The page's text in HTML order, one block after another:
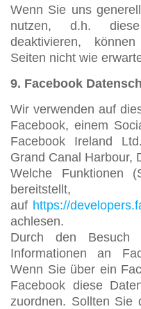
Wenn Sie uns
nutzen, d.h. diese
deaktivieren,
Seiten nicht wie
9. Facebook
Wir verwenden auf
Facebook, einem
Facebook Ireland
Grand Canal Harbour,
Welche Funktionen
auf https://
achlesen.
Durch den Besuch
Informationen an
Wenn Sie über ein
Facebook diese
zuordnen. Sollten Sie